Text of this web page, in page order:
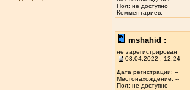
Пол: не доступно
Комментариев: --
mshahid :
не зарегистрирован
03.04.2022 , 12:24
Дата регистрации: --
Местонахождение: --
Пол: не доступно